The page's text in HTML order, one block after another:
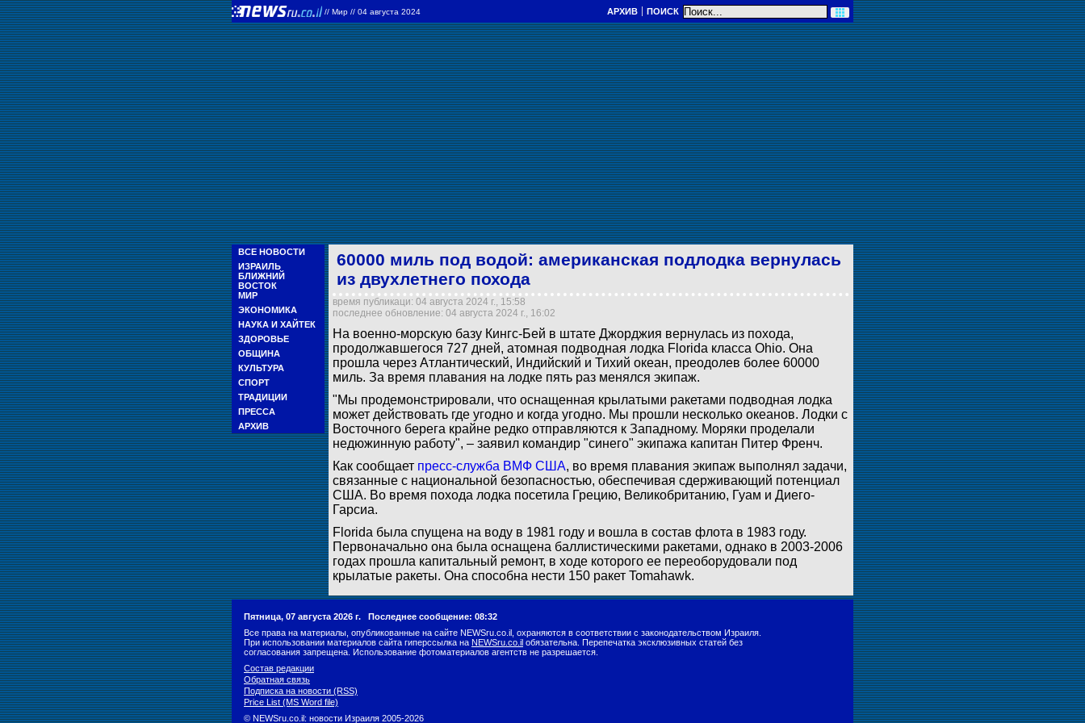
// Мир // 04 августа 2024 АРХИВ ПОИСК
ВСЕ НОВОСТИ
ИЗРАИЛЬ
БЛИЖНИЙ
ВОСТОК
МИР
ЭКОНОМИКА
НАУКА И ХАЙТЕК
ЗДОРОВЬЕ
ОБЩИНА
КУЛЬТУРА
СПОРТ
ТРАДИЦИИ
ПРЕССА
АРХИВ
60000 миль под водой: американская подлодка вернулась
из двухлетнего похода
время публикаци: 04 августа 2024 г., 15:58
последнее обновление: 04 августа 2024 г., 16:02
На военно-морскую базу Кингс-Бей в штате Джорджия вернулась из похода,
продолжавшегося 727 дней, атомная подводная лодка Florida класса Ohio. Она
прошла через Атлантический, Индийский и Тихий океан, преодолев более 60000
миль. За время плавания на лодке пять раз менялся экипаж.
"Мы продемонстрировали, что оснащенная крылатыми ракетами подводная лодка
может действовать где угодно и когда угодно. Мы прошли несколько океанов. Лодки с
Восточного берега крайне редко отправляются к Западному. Моряки проделали
недюжинную работу", – заявил командир "синего" экипажа капитан Питер Френч.
Как сообщает пресс-служба ВМФ США, во время плавания экипаж выполнял задачи,
связанные с национальной безопасностью, обеспечивая сдерживающий потенциал
США. Во время похода лодка посетила Грецию, Великобританию, Гуам и Диего-
Гарсиа.
Florida была спущена на воду в 1981 году и вошла в состав флота в 1983 году.
Первоначально она была оснащена баллистическими ракетами, однако в 2003-2006
годах прошла капитальный ремонт, в ходе которого ее переоборудовали под
крылатые ракеты. Она способна нести 150 ракет Tomahawk.
Пятница, 07 августа 2026 г. Последнее сообщение: 08:32
Все права на материалы, опубликованные на сайте NEWSru.co.il, охраняются в соответствии с законодательством Израиля.
При использовании материалов сайта гиперссылка на NEWSru.co.il обязательна. Перепечатка эксклюзивных статей без
согласования запрещена. Использование фотоматериалов агентств не разрешается.
Состав редакции
Обратная связь
Подписка на новости (RSS)
Price List (MS Word file)
© NEWSru.co.il: новости Израиля 2005-2026